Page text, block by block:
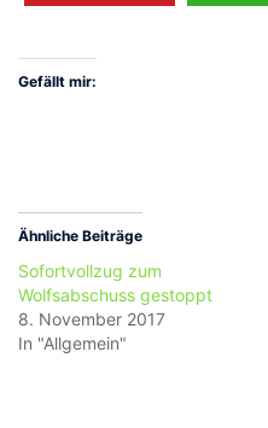
Gefällt mir:
Ähnliche Beiträge
Sofortvollzug zum
Wolfsabschuss gestoppt
8. November 2017
In "Allgemein"